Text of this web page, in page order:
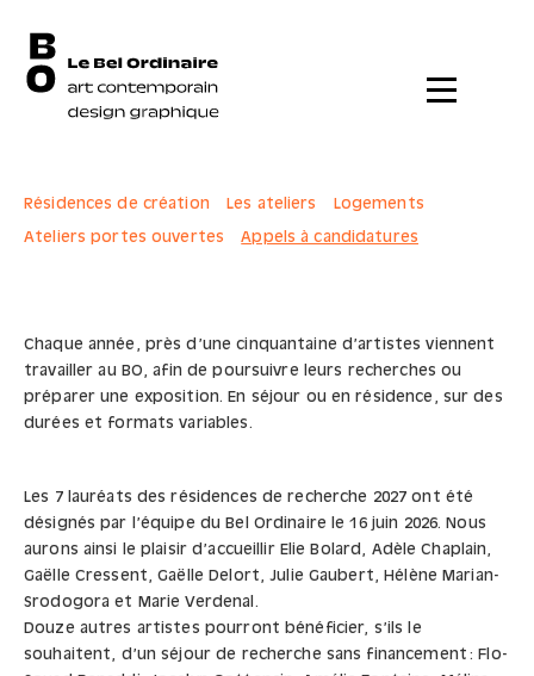
Menu
Résidences de création Les ateliers Logements
Ateliers portes ouvertes Appels à candidatures
Chaque année, près d’une cinquantaine d’artistes viennent
travailler au BO, afin de poursuivre leurs recherches ou
préparer une exposition. En séjour ou en résidence, sur des
durées et formats variables.
Les 7 lauréats des résidences de recherche 2027 ont été
désignés par l’équipe du Bel Ordinaire le 16 juin 2026. Nous
aurons ainsi le plaisir d’accueillir Elie Bolard, Adèle Chaplain,
Gaëlle Cressent, Gaëlle Delort, Julie Gaubert, Hélène Marian-
Srodogora et Marie Verdenal.
Douze autres artistes pourront bénéficier, s’ils le
souhaitent, d’un séjour de recherche sans financement : Flo-